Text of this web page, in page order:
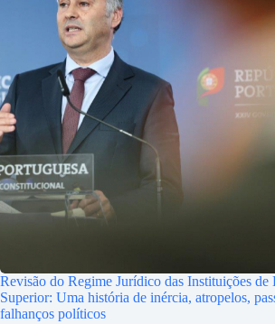
Revisão do Regime Jurídico das Instituições de
Superior: Uma história de inércia, atropelos,
falhanços políticos